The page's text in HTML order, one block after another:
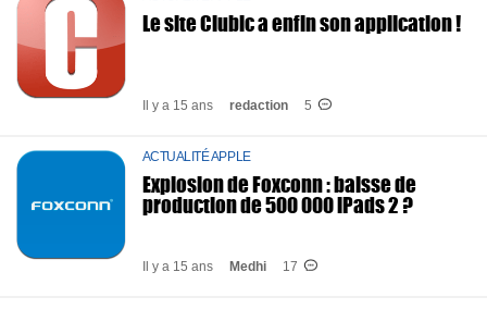
Le site Clubic a enfin son application !
Il y a 15 ans redaction 5
ACTUALITÉ APPLE
Explosion de Foxconn : baisse de
production de 500 000 iPads 2 ?
Il y a 15 ans Medhi 17